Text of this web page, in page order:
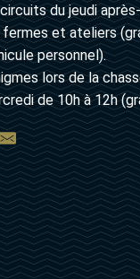
du jeudi
et ateliers
personnel).
lors de la
de 10h à 12h